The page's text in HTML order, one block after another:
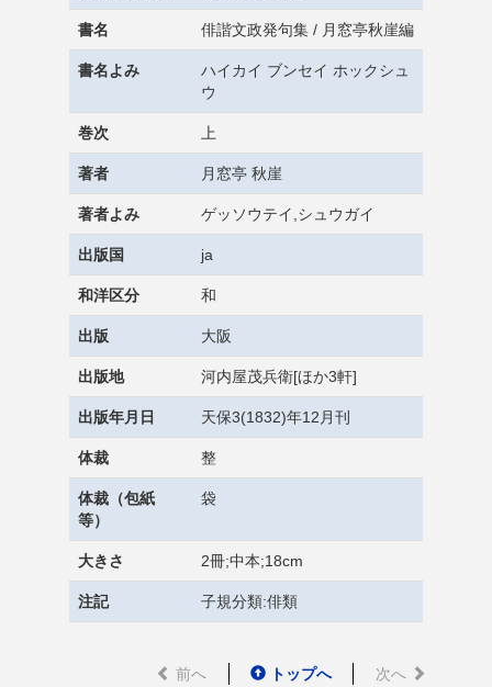
書名 俳諧文政発句集 / 月窓亭秋崖編
書名よみ
ハイカイ ブンセイ ホックシュ
ウ
巻次 上
著者 月窓亭 秋崖
著者よみ ゲッソウテイ,シュウガイ
出版国 ja
和洋区分 和
出版 大阪
出版地 河内屋茂兵衛[ほか3軒]
出版年月日 天保3(1832)年12月刊
体裁 整
体裁（包紙
等）
袋
大きさ 2冊;中本;18cm
注記 子規分類:俳類
前へ トップへ 次へ